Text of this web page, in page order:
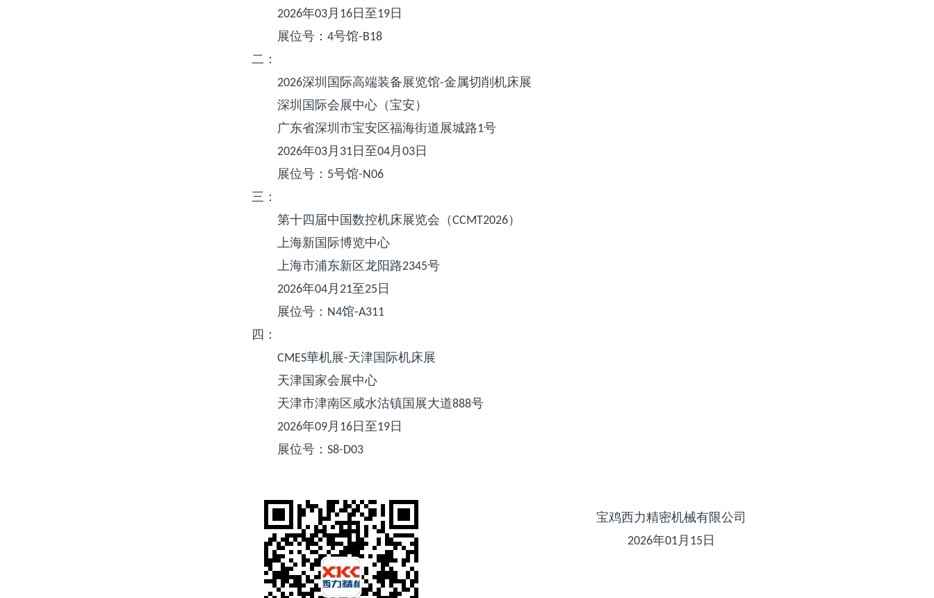
2026年03月 16 日至19 日
展位号： 4号馆-B18
二：
2026深圳国际高端装备展览馆-金属切削机床展
深圳国际会展中心（宝安）
广东省深圳市宝安区福海街道展城路1号
2026年03月 31 日至04月 03 日
展位号： 5号馆-N06
三：
第十四届中国数控机床展览会（CCMT2026）
上海新国际博览中心
上海市浦东新区龙阳路2345号
2026年04月 21至25 日
展位号： N4馆-A311
四：
CMES華机展-天津国际机床展
天津国家会展中心
天津市津南区咸水沽镇国展大道888号
2026年09月 16 日至19 日
展位号： S8-D03
宝鸡西力精密机械有限公司
2026年01月 15 日